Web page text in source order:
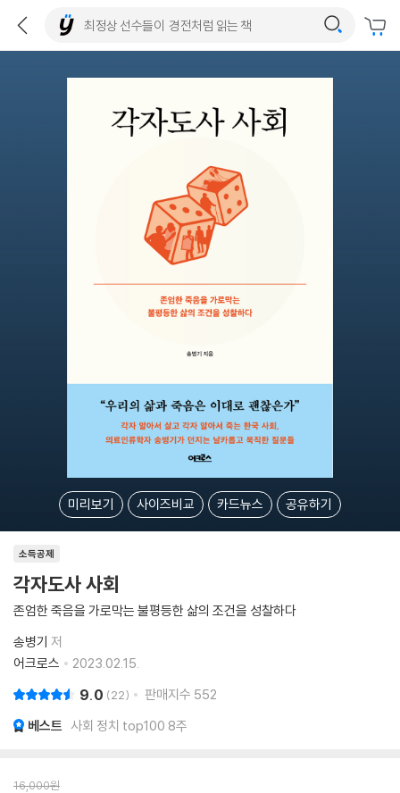
미리보기 사이즈비교 카드뉴스 공유하기
소득공제
각자도사 사회
존엄한 죽음을 가로막는 불평등한 삶의 조건을 성찰하다
송병기 저
어크로스
2023.02.15.
9.0 22 판매지수 552
베스트 사회 정치 top100 8주
16,000원